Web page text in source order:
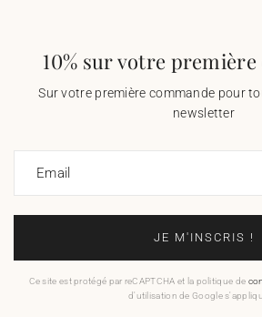
10% sur votre
Sur votre première commande pour
newsletter
Email
JE M'INSCRIS !
Ce site est protégé par reCAPTCHA et la politique de
d'utilisation de Google